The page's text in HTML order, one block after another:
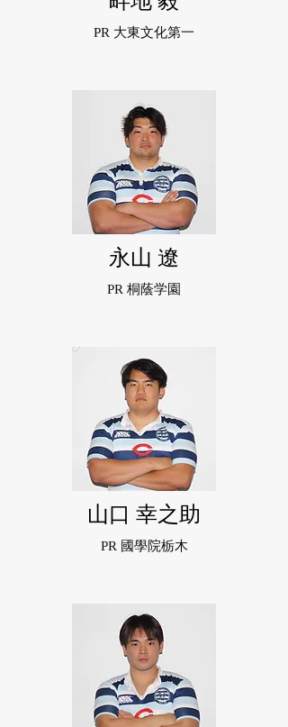
PR 大東文化第一
永山 遼
PR 桐蔭学園
山口 幸之助
PR 國學院栃木